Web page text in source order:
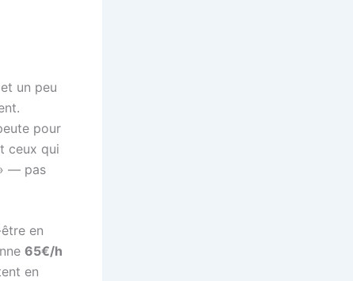
un peu
pour
ceux qui
— pas
en
65€/h
en